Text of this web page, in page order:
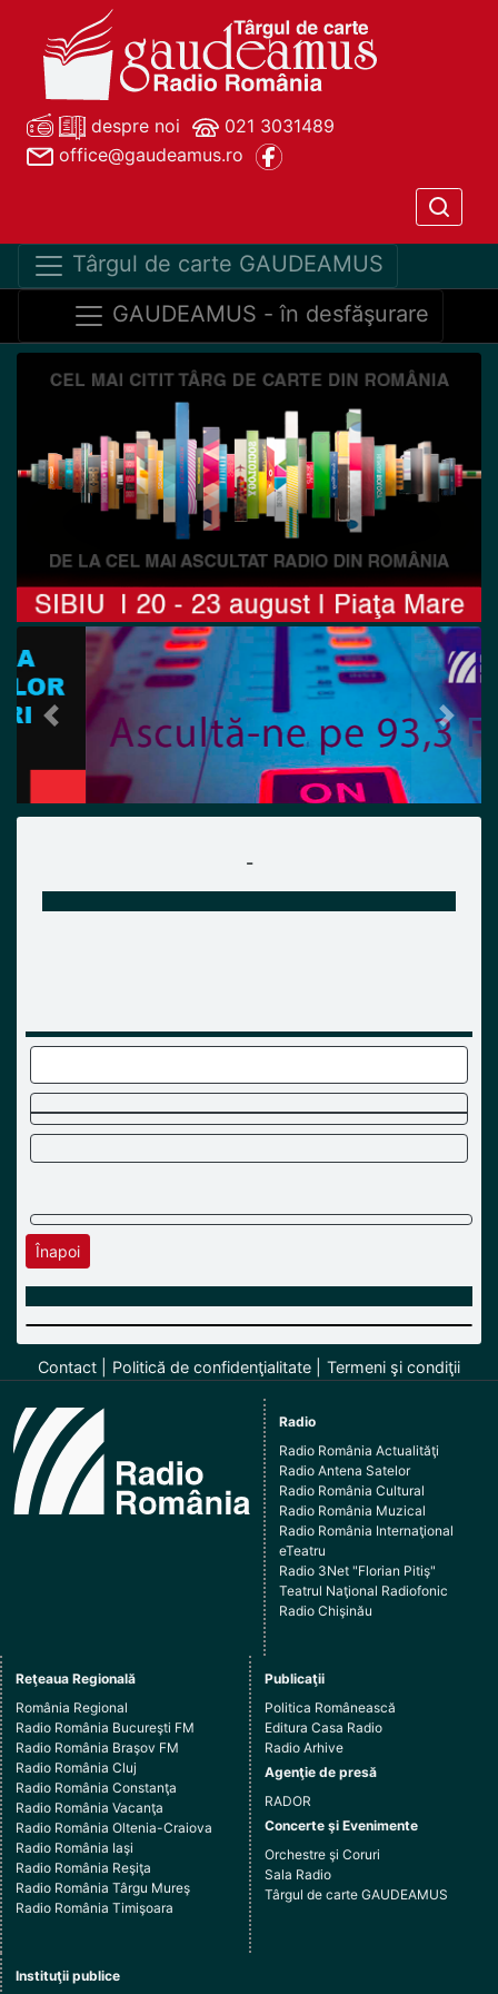
despre noi
021 3031489
office@gaudeamus.ro
Târgul de carte GAUDEAMUS
GAUDEAMUS - în desfăşurare
Previous Next
-
Înapoi
Contact Politică de confidenţialitate Termeni şi condiţii
Radio
Radio România Actualităţi
Radio Antena Satelor
Radio România Cultural
Radio România Muzical
Radio România Internaţional
eTeatru
Radio 3Net "Florian Pitiş"
Teatrul Naţional Radiofonic
Radio Chişinău
Reţeaua Regională
România Regional
Radio România Bucureşti FM
Radio România Braşov FM
Radio România Cluj
Radio România Constanţa
Radio România Vacanţa
Radio România Oltenia-Craiova
Radio România Iaşi
Radio România Reşiţa
Radio România Târgu Mureş
Radio România Timişoara
Publicaţii
Politica Românească
Editura Casa Radio
Radio Arhive
Agenţie de presă
RADOR
Concerte şi Evenimente
Orchestre şi Coruri
Sala Radio
Târgul de carte GAUDEAMUS
Instituţii publice